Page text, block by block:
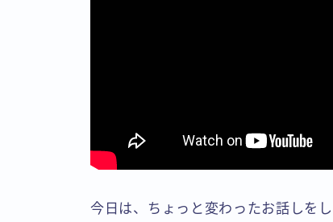
今日は、ちょっと変わったお話しをし